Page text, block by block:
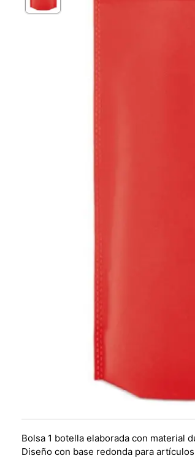
Bolsa 1 botella elaborada con material
Diseño con base redonda para